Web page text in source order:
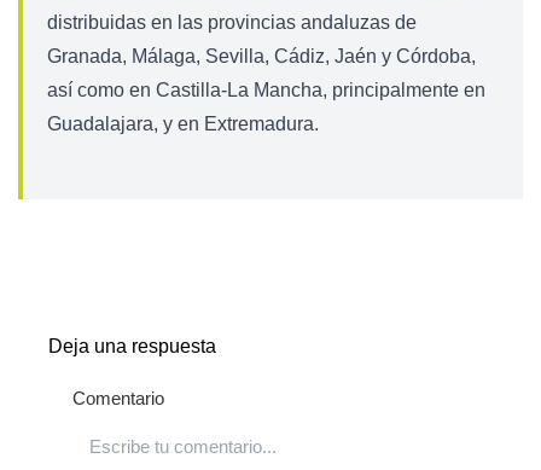
distribuidas en las provincias andaluzas de
Granada, Málaga, Sevilla, Cádiz, Jaén y Córdoba,
así como en Castilla-La Mancha, principalmente en
Guadalajara, y en Extremadura.
Deja una respuesta
Comentario